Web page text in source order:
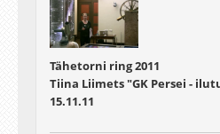
Tähetorni ring 2011
Tiina Liimets "GK Persei -
15.11.11